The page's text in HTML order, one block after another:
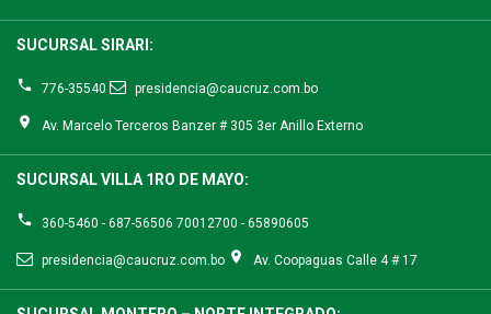
SUCURSAL SIRARI:
776-35540 presidencia@caucruz.com.bo
Av. Marcelo Terceros Banzer # 305 3er Anillo Externo
SUCURSAL VILLA 1RO DE MAYO:
360-5460 - 687-56506 70012700 - 65890605
presidencia@caucruz.com.bo Av. Coopaguas Calle 4 # 17